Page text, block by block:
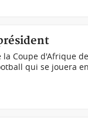
Coupe d'Afrique
qui se jouera en